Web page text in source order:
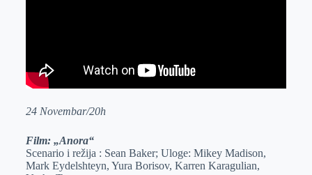
24 Novembar/20h
Film: „Anora“
Scenario i režija : Sean Baker; Uloge: Mikey Madison,
Mark Eydelshteyn, Yura Borisov, Karren Karagulian,